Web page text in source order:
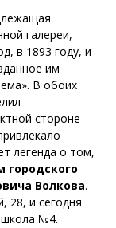
галереи,
в 1893 году, и
им
В обоих
стороне
легенда о том,
Волкова.
28, и сегодня
школа №4.